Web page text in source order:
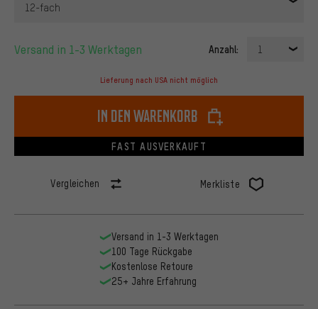
12-fach
Versand in 1-3 Werktagen Anzahl: 1
Lieferung nach USA nicht möglich
In den Warenkorb
FAST AUSVERKAUFT
Vergleichen Merkliste
Versand in 1-3 Werktagen
100 Tage Rückgabe
Kostenlose Retoure
25+ Jahre Erfahrung